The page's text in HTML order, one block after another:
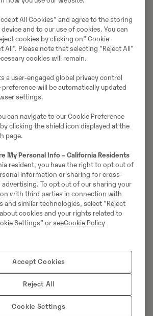
ambitiöst program av nästa
är den kraftfulla Stark
tunga motocrosscykeln på 80 hk är
motorcykeln med ledande
National
är en av världens största
kördes årligen på alla helgons
tidigare Tofta skjutfält, men från
den på ett område vid Hejdeby
kördes tävlingen under
men på senare tid har tävlingen
att fler ska kunna deltaga. GGN
förare från 15 länder och bildar
All Cookies” and agree to the storing
and to our use of cookies. You can
cookies by clicking on” Cookie
All". Please note that selecting "Reject All"
cookies will remain.
a user-engaged global privacy control
will be automatically updated
settings.
can navigate to our Cookie Preference
clicking the shield icon displayed at the
page.
My Personal Info – California Residents
resident, you have the right to opt out of
information or sharing for cross-
To opt out of our sharing your
with third parties in connection with
and similar technologies, select "Reject
cookies and your rights related to
Settings” or seeCookie Policy
Accept Cookies
Reject All
Cookie Settings